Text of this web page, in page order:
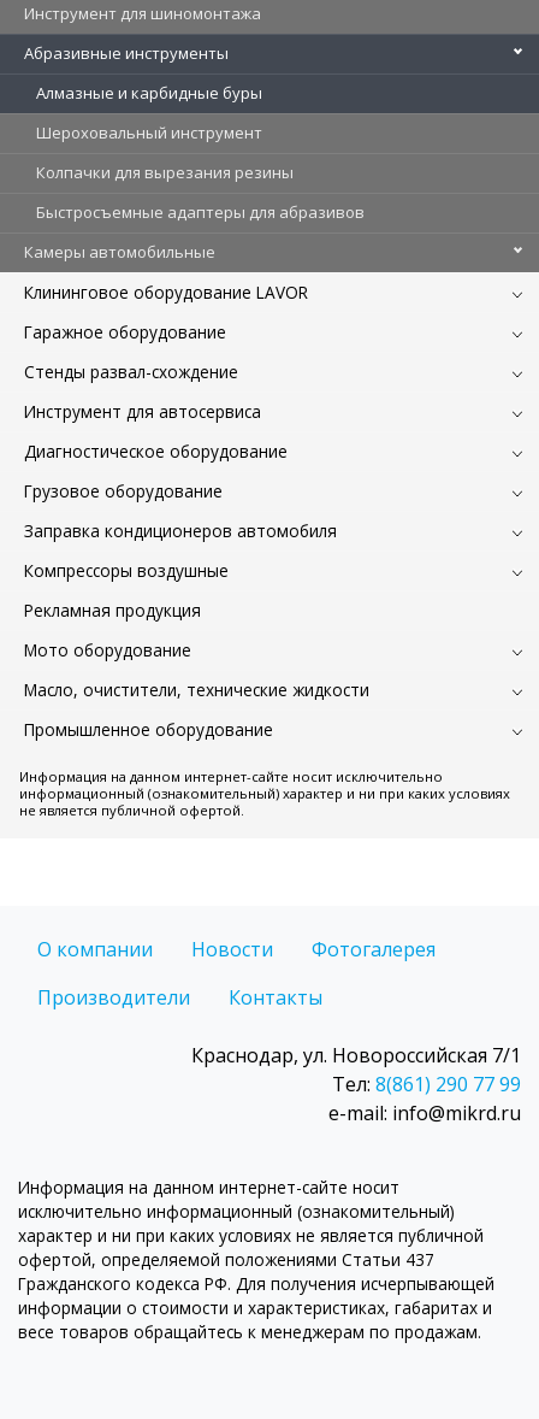
Инструмент для шиномонтажа
Абразивные инструменты
Алмазные и карбидные буры
Шероховальный инструмент
Колпачки для вырезания резины
Быстросъемные адаптеры для абразивов
Камеры автомобильные
Клининговое оборудование LAVOR
Гаражное оборудование
Стенды развал-схождение
Инструмент для автосервиса
Диагностическое оборудование
Грузовое оборудование
Заправка кондиционеров автомобиля
Компрессоры воздушные
Рекламная продукция
Мото оборудование
Масло, очистители, технические жидкости
Промышленное оборудование
Информация на данном интернет-сайте носит исключительно
информационный (ознакомительный) характер и ни при каких условиях
не является публичной офертой.
О компании Новости
Фотогалерея
Производители
Контакты
Краснодар, ул. Новороссийская 7/1
Тел: 8(861) 290 77 99
e-mail: info@mikrd.ru
Информация на данном интернет-сайте носит
исключительно информационный (ознакомительный)
характер и ни при каких условиях не является публичной
офертой, определяемой положениями Статьи 437
Гражданского кодекса РФ. Для получения исчерпывающей
информации о стоимости и характеристиках, габаритах и
весе товаров обращайтесь к менеджерам по продажам.